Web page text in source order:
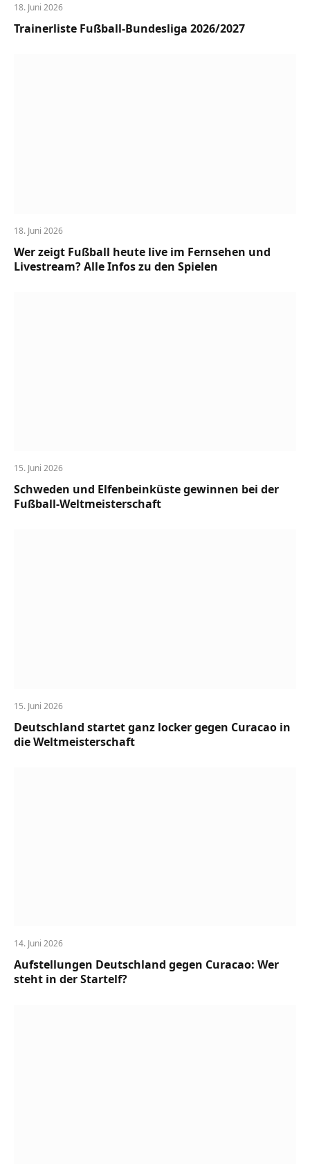
18. Juni 2026
Trainerliste Fußball-Bundesliga 2026/2027
18. Juni 2026
Wer zeigt Fußball heute live im Fernsehen und
Livestream? Alle Infos zu den Spielen
15. Juni 2026
Schweden und Elfenbeinküste gewinnen bei der
Fußball-Weltmeisterschaft
15. Juni 2026
Deutschland startet ganz locker gegen Curacao in
die Weltmeisterschaft
14. Juni 2026
Aufstellungen Deutschland gegen Curacao: Wer
steht in der Startelf?